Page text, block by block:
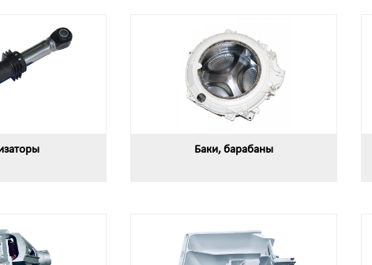
Баки, барабаны